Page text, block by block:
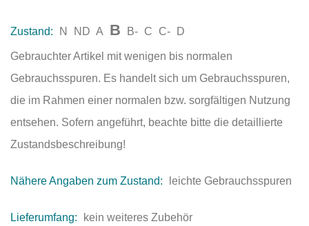
Zustand: N ND A B B- C C- D
Gebrauchter Artikel mit wenigen bis normalen
Gebrauchsspuren. Es handelt sich um Gebrauchsspuren,
die im Rahmen einer normalen bzw. sorgfältigen Nutzung
entsehen. Sofern angeführt, beachte bitte die detaillierte
Zustandsbeschreibung!
Nähere Angaben zum Zustand: leichte Gebrauchsspuren
Lieferumfang: kein weiteres Zubehör